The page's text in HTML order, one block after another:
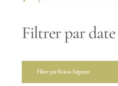
Filtrer par date
Filtrer par Roi ou Seigneur